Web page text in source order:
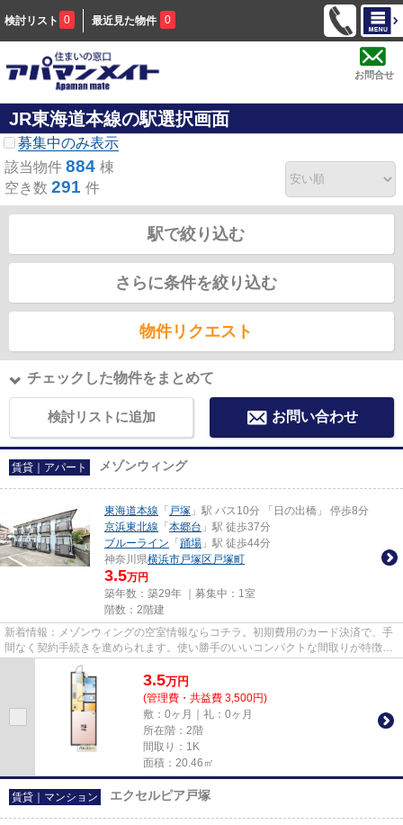
検討リスト 0 最近見た物件 0
お問合せ
JR東海道本線の駅選択画面
募集中のみ表示
該当物件 884 棟
空き数 291 件
駅で絞り込む
さらに条件を絞り込む
物件リクエスト
チェックした物件をまとめて
検討リストに追加 お問い合わせ
賃貸｜アパート メゾンウィング
東海道本線 「 戸塚 」駅 バス10分 「日の出橋」 停歩8分
京浜東北線 「 本郷台 」駅 徒歩37分
ブルーライン 「 踊場 」駅 徒歩44分
神奈川県横浜市戸塚区 戸塚町
3.5万円
築年数：築29年 ｜募集中： 1室
階数：2階建
新着情報：メゾンウィングの空室情報ならコチラ。初期費用のカード決済で、手
間なく契約手続きを進められます。使い勝手のいいコンパクトな間取りが特徴。
東海道本線戸塚付近の物件情...
3.5万円
(管理費・共益費 3,500円)
敷：0ヶ月｜礼：0ヶ月
所在階：2階
間取り：1K
面積：20.46㎡
賃貸｜マンション エクセルピア戸塚